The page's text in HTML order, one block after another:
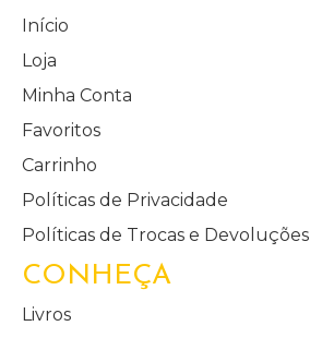
Início
Loja
Minha Conta
Favoritos
Carrinho
Políticas de Privacidade
Políticas de Trocas e Devoluções
CONHEÇA
Livros